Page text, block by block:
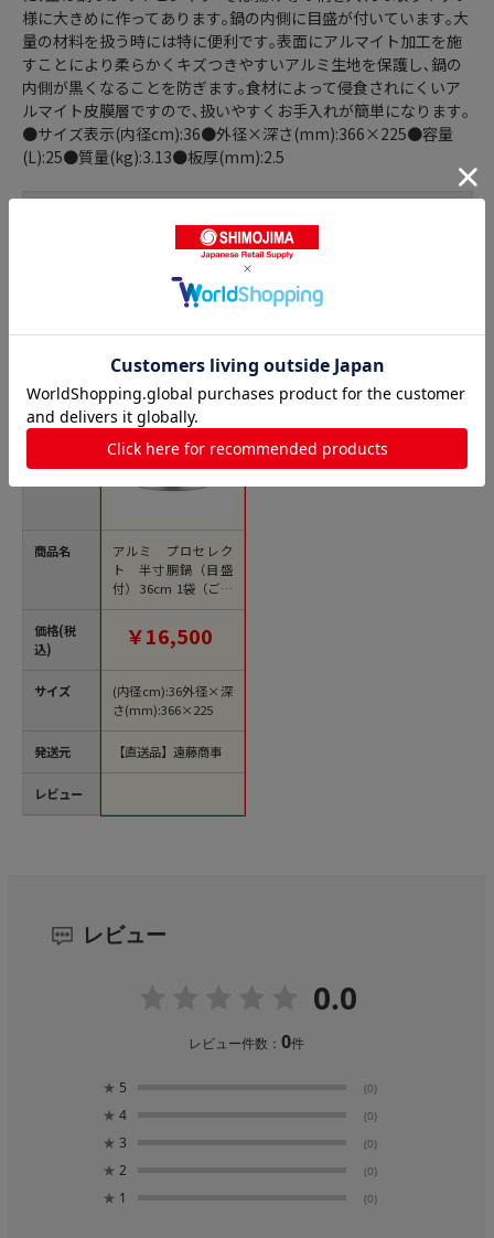
様に大きめに作ってあります｡鍋の内側に目盛が付いています｡大
量の材料を扱う時には特に便利です｡表面にアルマイト加工を施
すことにより柔らかくキズつきやすいアルミ生地を保護し､鍋の
内側が黒くなることを防ぎます｡食材によって侵食されにくいア
ルマイト皮膜層ですので､扱いやすくお手入れが簡単になります｡
●サイズ表示(内径cm):36●外径×深さ(mm):366×225●容量
(L):25●質量(kg):3.13●板厚(mm):2.5
半寸胴鍋の人気商品との比較
商品名
価格(税
込)
サイズ
発送元
レビュー
アルミ プロセレク
ト 半寸胴鍋（目盛
付） 36cm 1袋（ご注
文単位1袋）【直送
品】￥16,500
(内径cm):36外径×深
さ(mm):366×225
【直送品】遠藤商事
レビュー
0.0
レビュー件数：0件
★ 5 (0)
★ 4 (0)
★ 3 (0)
★ 2 (0)
★ 1 (0)